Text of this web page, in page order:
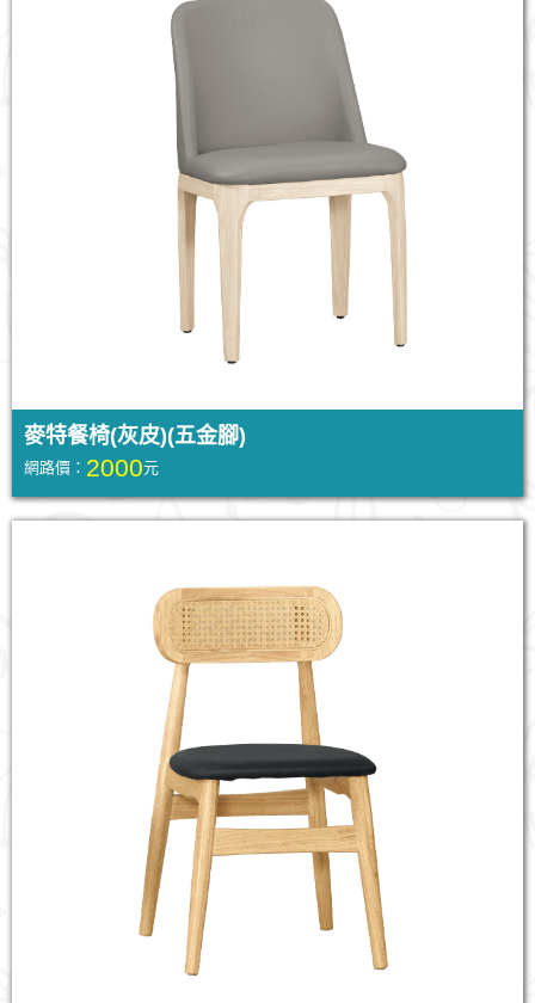
麥特餐椅(灰皮)(五金腳)
網路價： 2000元